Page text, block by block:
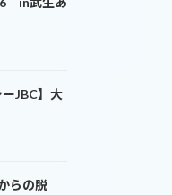
ーJBC】大
らの脱